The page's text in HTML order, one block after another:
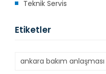
Teknik Servis
Etiketler
ankara bakım